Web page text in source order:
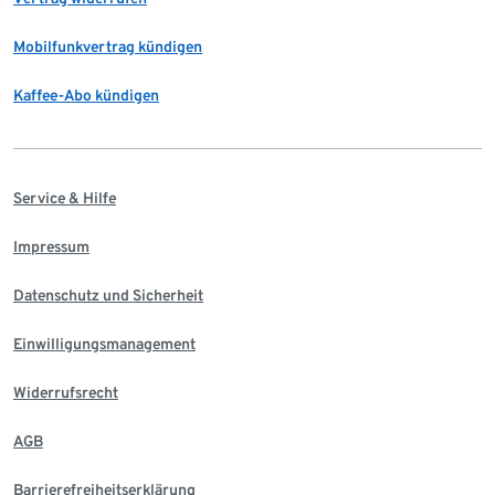
Mobilfunkvertrag kündigen
Kaffee-Abo kündigen
Service & Hilfe
Impressum
Datenschutz und Sicherheit
Einwilligungsmanagement
Widerrufsrecht
AGB
Barrierefreiheitserklärung